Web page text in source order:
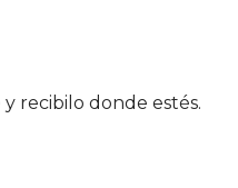
recibilo donde estés.